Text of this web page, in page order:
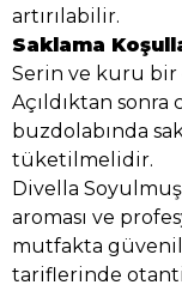
artırılabilir.
Saklama
Serin ve kuru bir
Açıldıktan sonra
buzdolabında
tüketilmelidir.
Divella
aroması ve
mutfakta
tariflerinde